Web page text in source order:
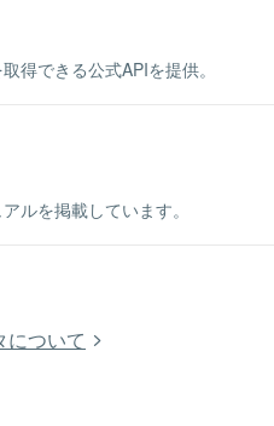
得できる公式APIを提供。
ルを掲載しています。
について